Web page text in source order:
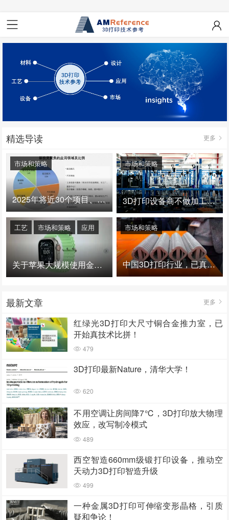
精选导读 更多
2025年将近30个项目、150亿投资：3D打印真的迎来爆发拐点了吗
市场和策略
3D打印设备商不做加工服务，就成了旁观者！
市场和策略
关于苹果大规模使用金属3D打印的思考
工艺 市场和策略 应用
中国3D打印行业，已真正进入爆发时代！
市场和策略
最新文章 更多
红绿光3D打印大尺寸铜合金推力室，已
开始真技术比拼！
479
3D打印最新Nature，清华大学！
620
不用空调让房间降7℃，3D打印放大物理
效应，改写制冷模式
489
西空智造660mm级锻打印设备，推动空
天动力3D打印智造升级
499
一种金属3D打印可伸缩变形晶格，引质
疑和争论！